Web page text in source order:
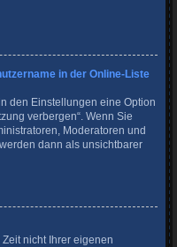
in der Online-Liste
den Einstellungen eine Option
verbergen“. Wenn Sie
Moderatoren und
dann als unsichtbarer
nicht Ihrer eigenen